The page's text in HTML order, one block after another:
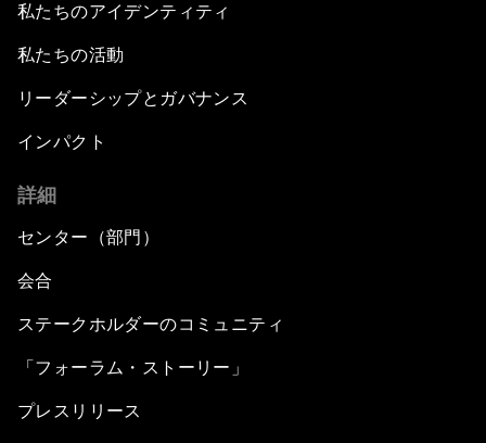
私たちのアイデンティティ
私たちの活動
リーダーシップとガバナンス
インパクト
詳細
センター（部門）
会合
ステークホルダーのコミュニティ
「フォーラム・ストーリー」
プレスリリース